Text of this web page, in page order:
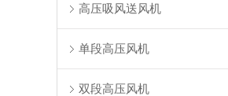
高压吸风送风机
单段高压风机
双段高压风机